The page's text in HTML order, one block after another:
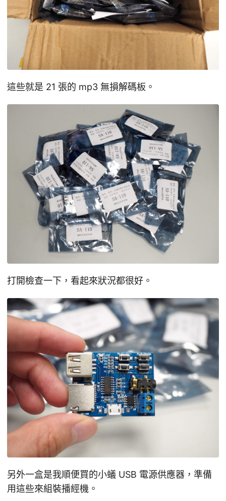
這些就是 21 張的 mp3 無損解碼板。
打開檢查一下，看起來狀況都很好。
另外一盒是我順便買的小蟻 USB 電源供應器，準備
用這些來組裝播經機。